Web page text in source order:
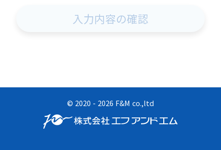
入力内容の確認
©︎ 2020 - 2026 F&M co.,ltd